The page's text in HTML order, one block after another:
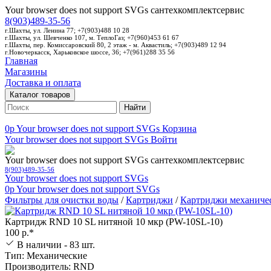
Your browser does not support SVGs сантехкомплектсервис
8(903)489-35-56
г.Шахты, ул. Ленина 77; +7(903)488 10 28
г.Шахты, ул. Шевченко 107, м. ТеплоГаз; +7(960)453 61 67
г.Шахты, пер. Комиссаровский 80, 2 этаж - м. Аквастиль; +7(903)489 12 94
г.Новочеркасск, Харьковское шоссе, 36; +7(961)288 35 56
Главная
Магазины
Доставка и оплата
Каталог товаров
Найти
0pYour browser does not support SVGs Корзина
Your browser does not support SVGs Войти
Your browser does not support SVGs сантехкомплектсервис
8(903)489-35-56
Your browser does not support SVGs
0pYour browser does not support SVGs
Фильтры для очистки воды /Картриджи /Картриджи
Картридж RND 10 SL нитяной 10 мкр (PW-10SL-10)
100 р.*
В наличии - 83 шт.
Тип: Механические
Производитель: RND